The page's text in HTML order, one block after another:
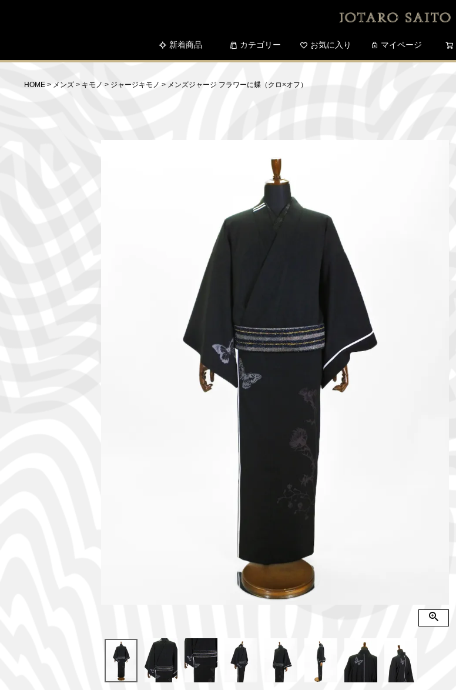
新着商品 カテゴリー お気に入り マイページ
検索
HOME メンズ キモノ ジャージキモノ メンズジャージ フラワーに蝶（クロ×オフ）